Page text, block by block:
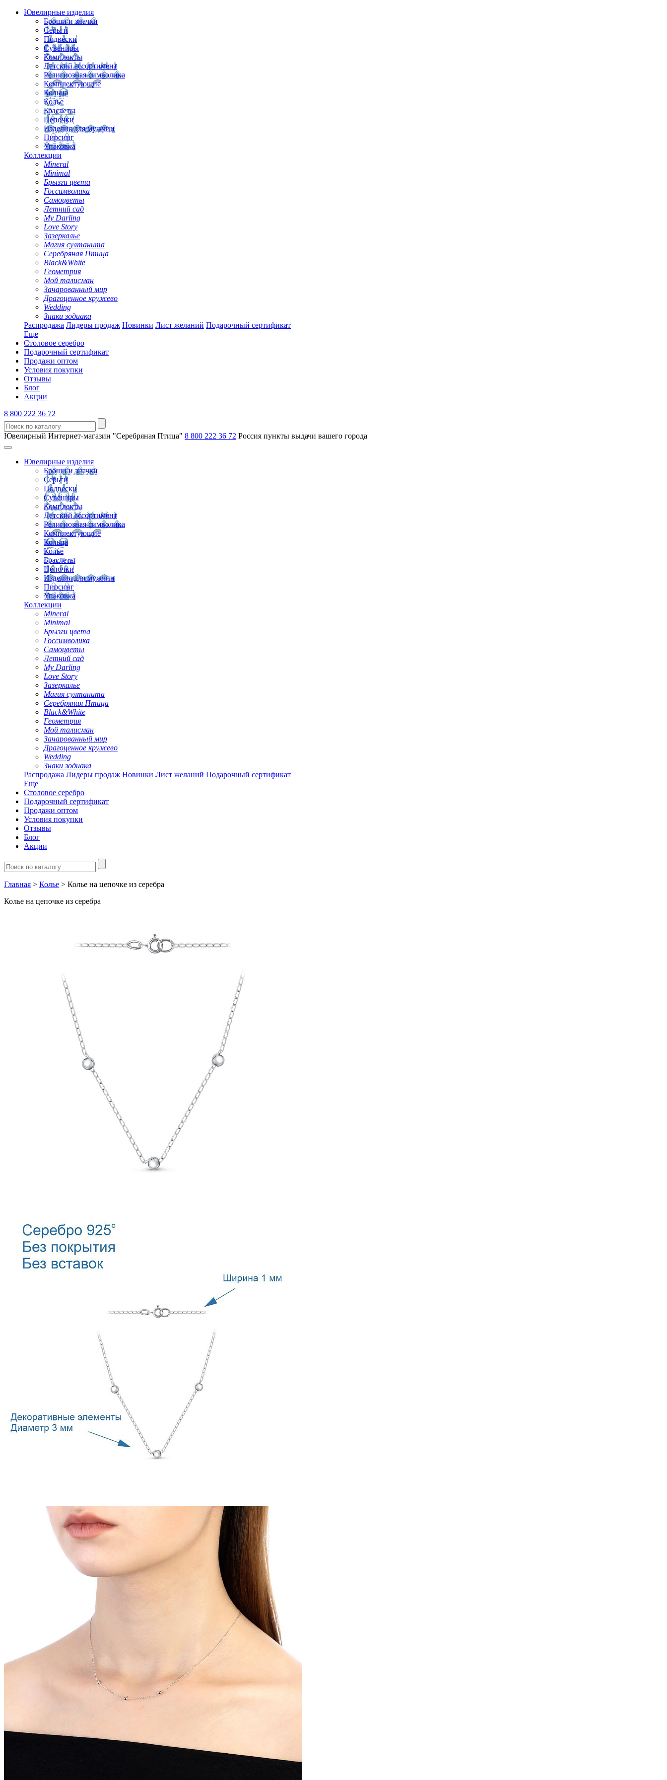
Ювелирные изделия
Броши и значки
Серьги
Подвески
Сувениры
Комплекты
Детский ассортимент
Религиозная символика
Комплектующие
Кольца
Колье
Браслеты
Цепочки
Изделия для мужчин
Пирсинг
Упаковка
Коллекции
Mineral
Minimal
Брызги цвета
Госсимволика
Самоцветы
Летний сад
My Darling
Love Story
Зазеркалье
Магия султанита
Серебряная Птица
Black&White
Геометрия
Мой талисман
Зачарованный мир
Драгоценное кружево
Wedding
Знаки зодиака
Распродажа Лидеры продаж Новинки Лист желаний Подарочный сертификат
Еще
Столовое серебро
Подарочный сертификат
Продажи оптом
Условия покупки
Отзывы
Блог
Акции
8 800 222 36 72
Ювелирный Интернет-магазин "Серебряная Птица" 8 800 222 36 72 Россия пункты выдачи вашего города
Ювелирные изделия
Броши и значки
Серьги
Подвески
Сувениры
Комплекты
Детский ассортимент
Религиозная символика
Комплектующие
Кольца
Колье
Браслеты
Цепочки
Изделия для мужчин
Пирсинг
Упаковка
Коллекции
Mineral
Minimal
Брызги цвета
Госсимволика
Самоцветы
Летний сад
My Darling
Love Story
Зазеркалье
Магия султанита
Серебряная Птица
Black&White
Геометрия
Мой талисман
Зачарованный мир
Драгоценное кружево
Wedding
Знаки зодиака
Распродажа Лидеры продаж Новинки Лист желаний Подарочный сертификат
Еще
Столовое серебро
Подарочный сертификат
Продажи оптом
Условия покупки
Отзывы
Блог
Акции
Главная > Колье > Колье на цепочке из серебра
Колье на цепочке из серебра